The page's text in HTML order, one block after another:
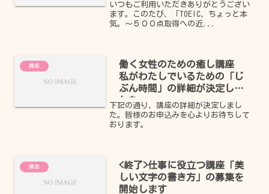
いつもご利用いただきありがとうござい
ます。このたび、「TOEIC、ちょっと本
気。～５００点取得への近...
講座
働く女性のための癒し講座
私がわたしでいるための「じ
ぶん時間」の詳細が決定しま
した。
下記の通り、講座の詳細が決定しまし
た。皆様のお申込みを心よりお待ちして
おります。
講座
<終了>仕事に役立つ講座「美
しい文字の書き方」の募集を
開始します